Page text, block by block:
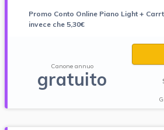
Promo Conto Online Piano Light +
invece che 5,30€
Canone annuo
gratuito